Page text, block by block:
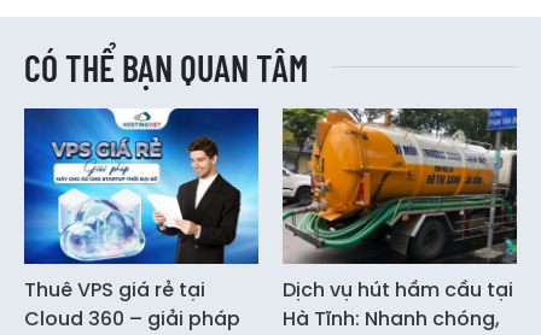
CÓ THỂ BẠN QUAN TÂM
Thuê VPS giá rẻ tại
Cloud 360 – giải pháp
Dịch vụ hút hầm cầu tại
Hà Tĩnh: Nhanh chóng,